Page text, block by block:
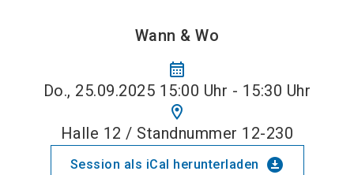
Wann & Wo
calendar_month
Do., 25.09.2025 15:00 Uhr - 15:30 Uhr
location_on
Halle 12 / Standnummer 12-230
Session als iCal herunterladen download_for_offline